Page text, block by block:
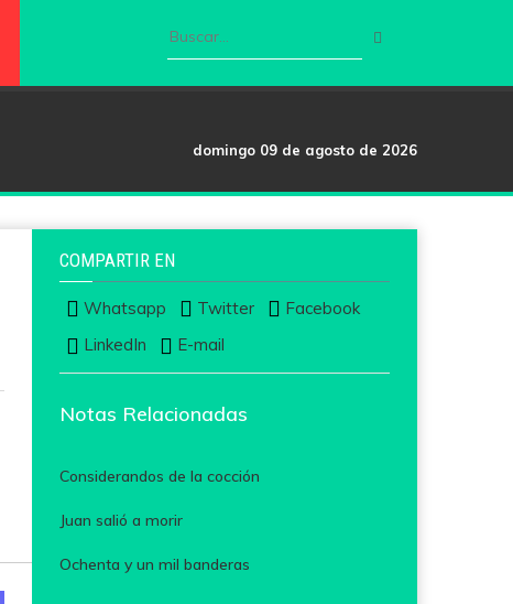
domingo 09 de agosto de 2026
COMPARTIR EN
Whatsapp Twitter
Facebook
LinkedIn
E-mail
Notas Relacionadas
Considerandos de la cocción
Juan salió a morir
Ochenta y un mil banderas